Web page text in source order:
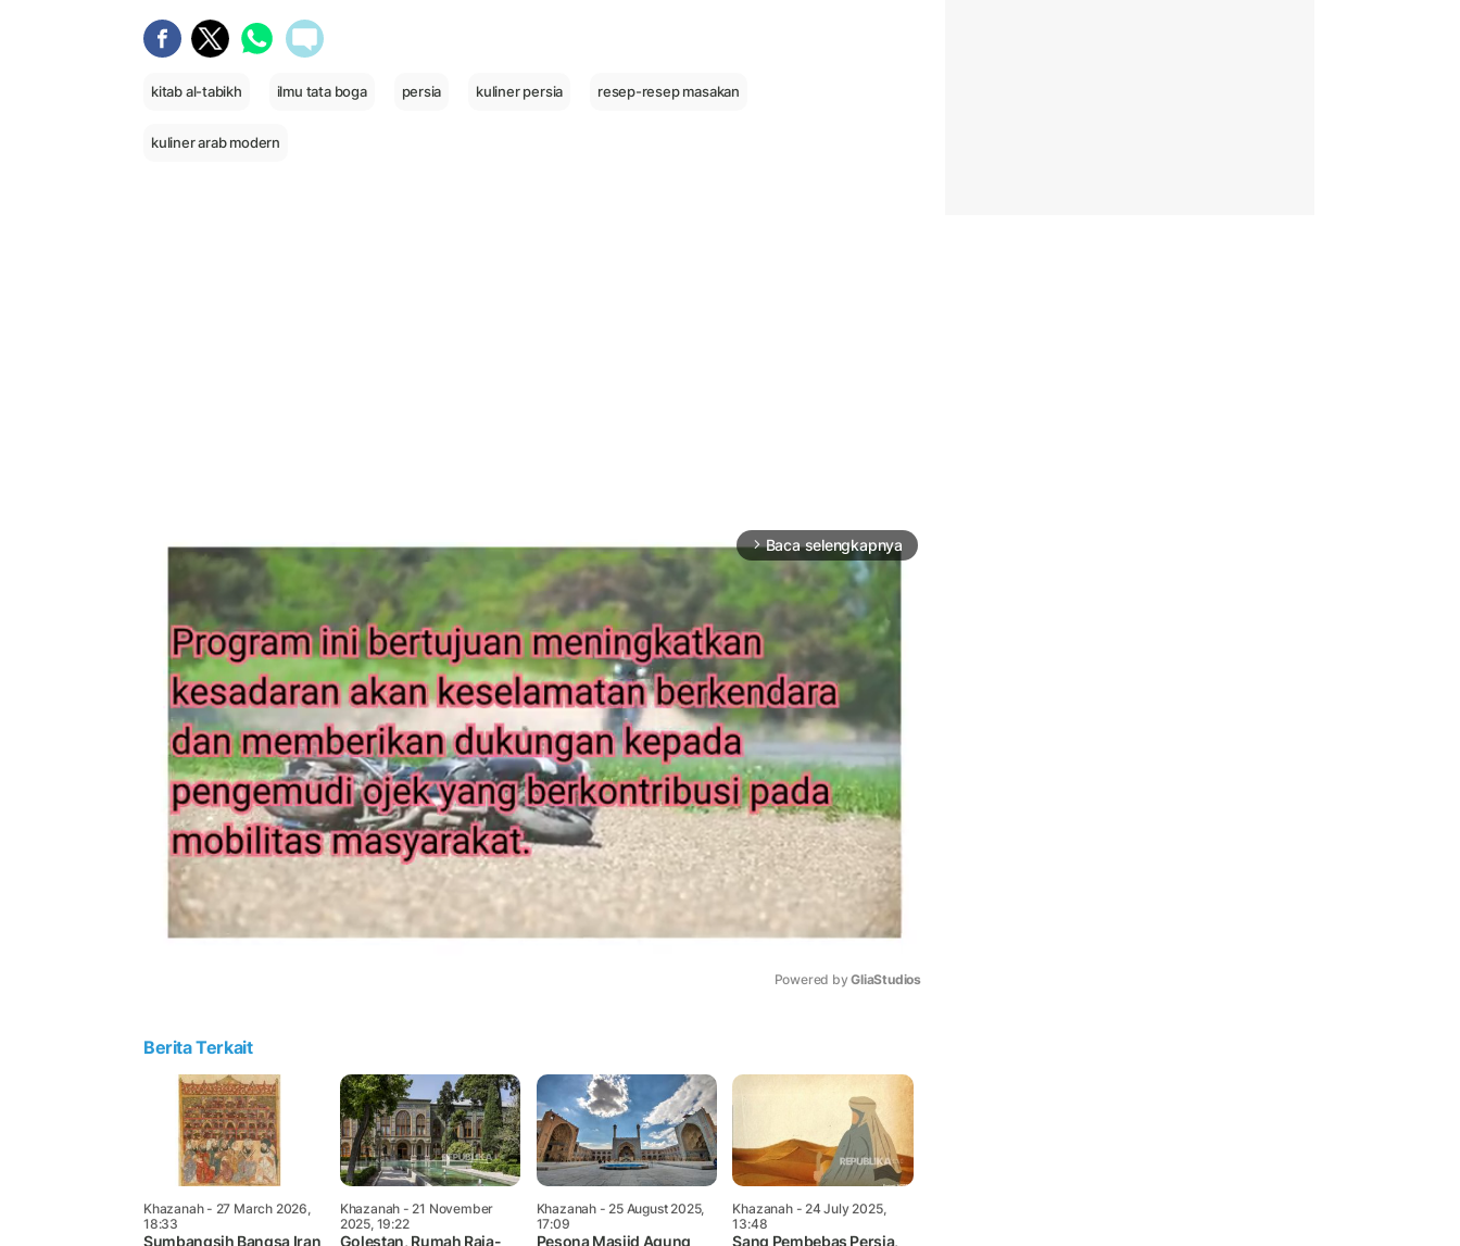
kitab al-tabikh ilmu tata boga persia kuliner persia resep-resep masakan
kuliner arab modern
arrow_forward_ios Baca selengkapnya
Powered by GliaStudios
Berita Terkait
Khazanah- 27 March 2026,
18:33
Sumbangsih Bangsa Iran
Khazanah - 21 November
2025, 19:22
Golestan, Rumah Raja-
Khazanah- 25 August 2025,
17:09
Pesona Masjid Agung
Khazanah- 24 July 2025,
13:48
Sang Pembebas Persia,